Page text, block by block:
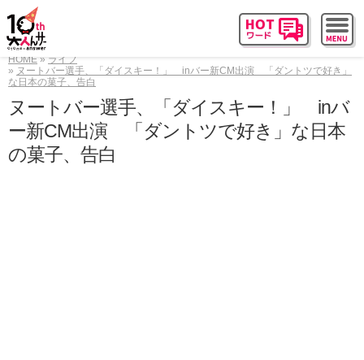
HOME
ライフ
ヌートバー選手、「ダイスキー！」 inバー新CM出演 「ダントツで好き」
な日本の菓子、告白
ヌートバー選手、「ダイスキー！」 inバ
ー新CM出演 「ダントツで好き」な日本
の菓子、告白